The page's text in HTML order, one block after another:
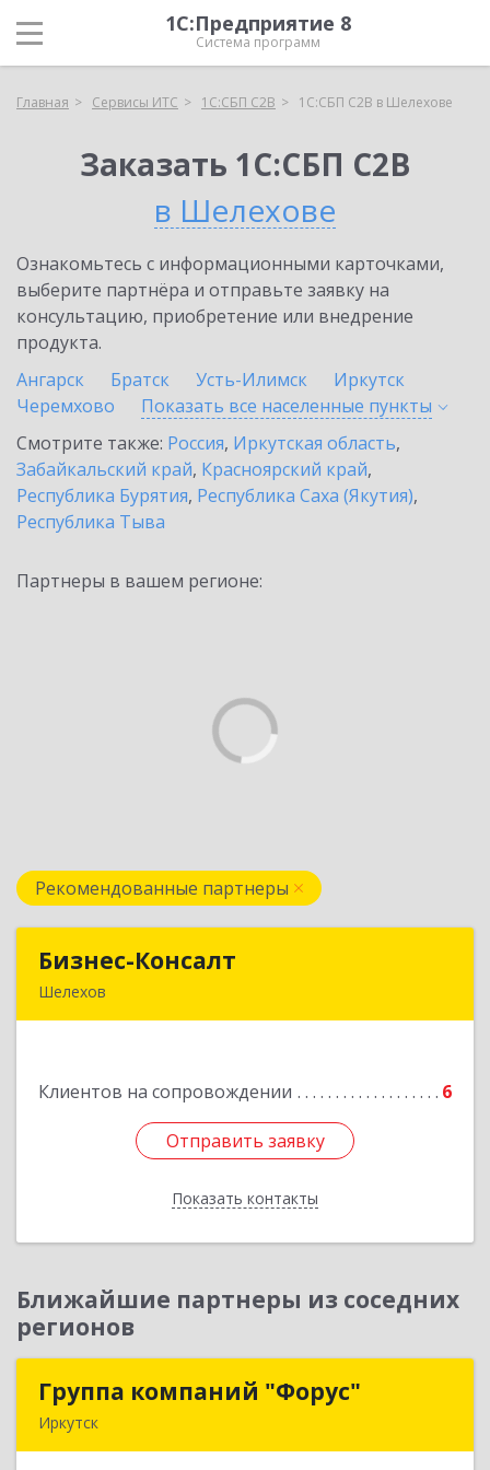
1С:Предприятие 8
Система программ
Главная Сервисы ИТС 1С:СБП C2B 1С:СБП C2B в Шелехове
Заказать 1С:СБП C2B
в Шелехове
Ознакомьтесь с информационными карточками,
выберите партнёра и отправьте заявку на
консультацию, приобретение или внедрение
продукта.
Ангарск
Братск Усть-Илимск
Иркутск
Черемхово
Показать все населенные пункты
Смотрите также: Россия, Иркутская область,
Забайкальский край, Красноярский край,
Республика Бурятия, Республика Саха (Якутия),
Республика Тыва
Партнеры в вашем регионе:
Рекомендованные партнеры
Бизнес-Консалт
Шелехов
Клиентов на сопровождении 6
Отправить заявку
Показать контакты
Подробнее
Отправить заявку
Назад
Ближайшие партнеры из соседних
регионов
Группа компаний "Форус"
Иркутск
Группа компаний "Форус"